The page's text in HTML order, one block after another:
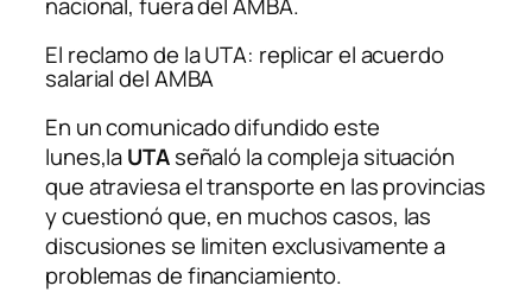
El reclamo de la UTA: replicar el acuerdo
salarial del AMBA
En un comunicado difundido este
lunes,laUTAseñaló la compleja situación
que atraviesa el transporte en las provincias
y cuestionó que, en muchos casos, las
discusiones se limiten exclusivamente a
problemas de financiamiento.